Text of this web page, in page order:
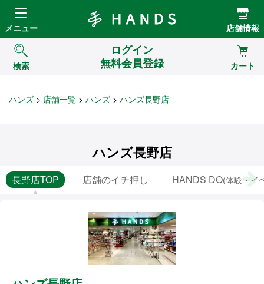
Hands ハンズ
メニュー 店舗情報
検索
ログイン
無料会員登録
カート
ハンズ 店舗一覧 ハンズ ハンズ長野店
ハンズ長野店
長野店TOP 店舗のイチ押し HANDS DO(体験・イ